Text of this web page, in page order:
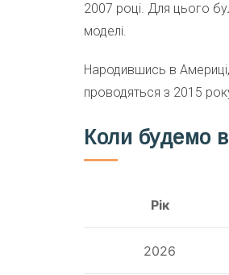
2007 році. Для цього
моделі.
Народившись в
проводяться з 2015
Коли будемо
Рік
2026